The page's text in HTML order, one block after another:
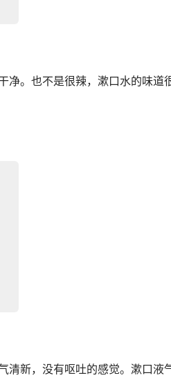
。也不是很辣，漱口水的味道
新，没有呕吐的感觉。漱口液